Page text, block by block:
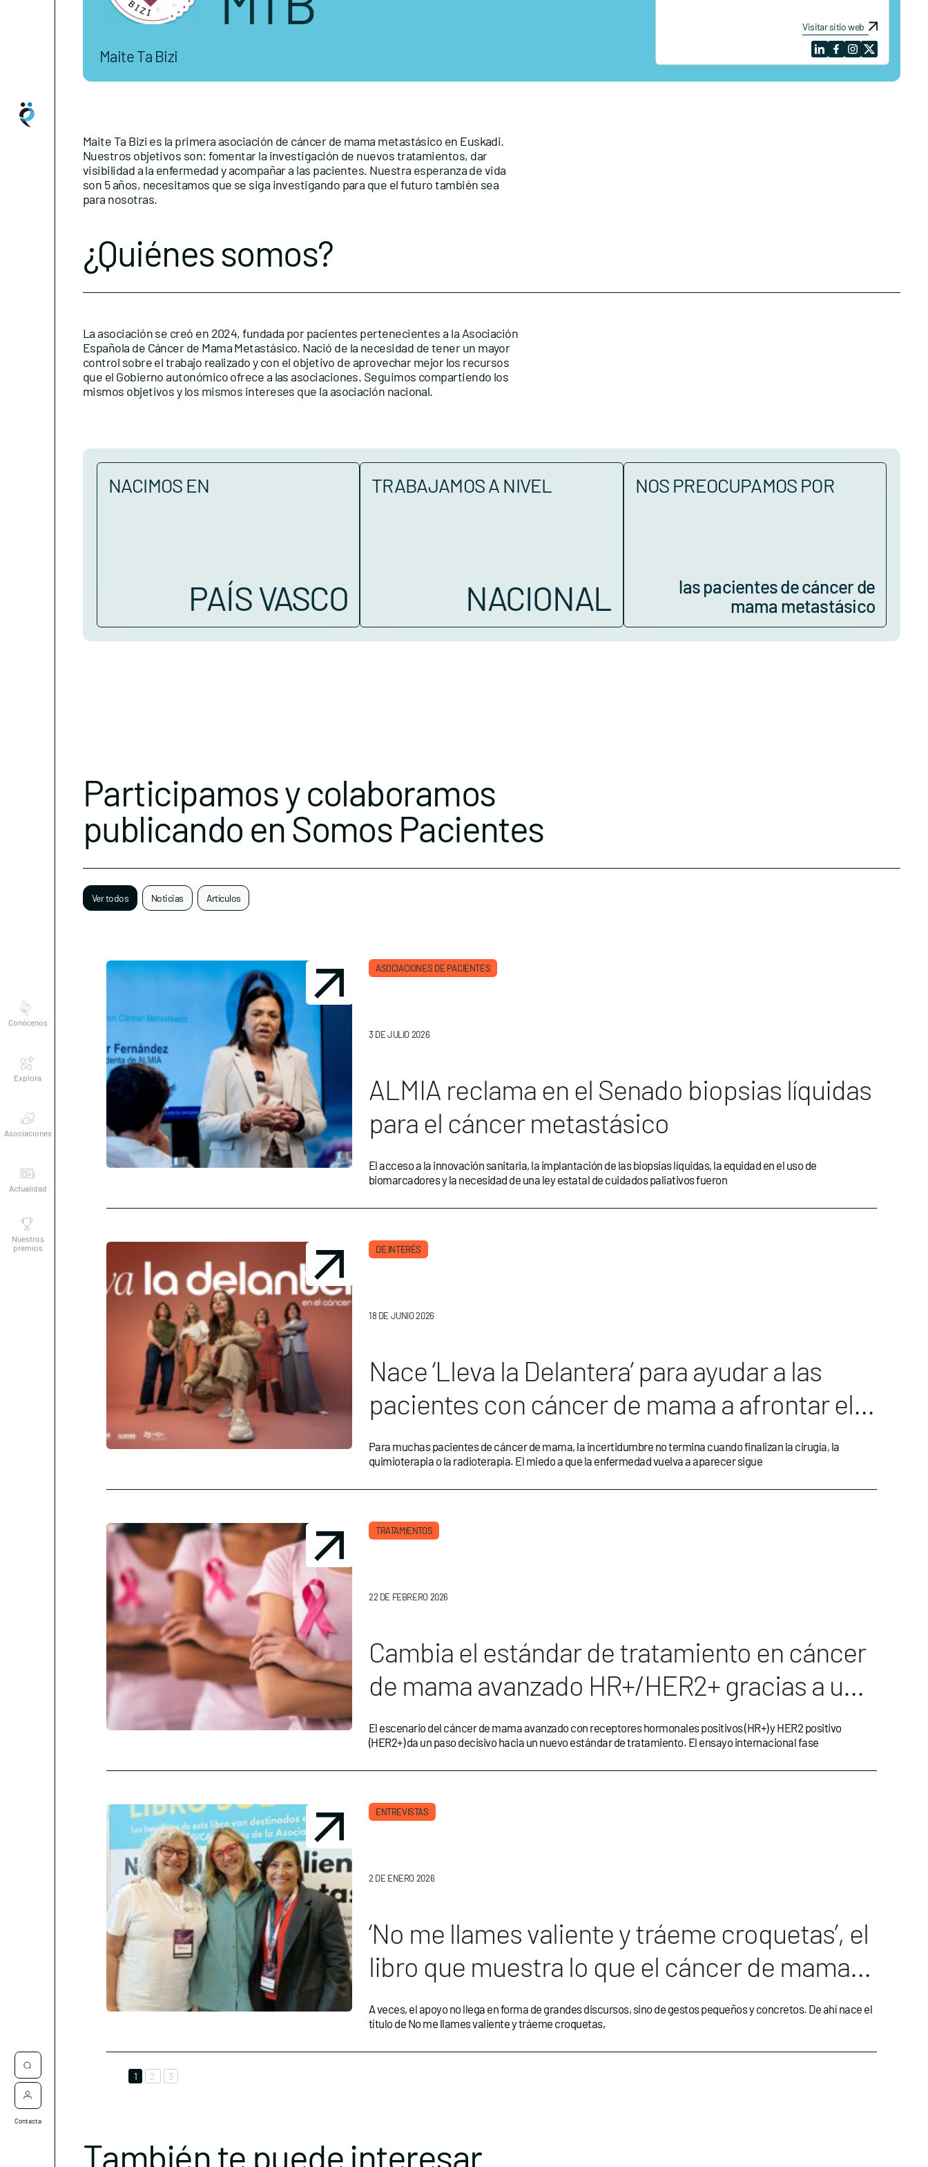
Contacta
Maite Ta Bizi
Visitar sitio web
Maite Ta Bizi es la primera asociación de cáncer de mama metastásico en Euskadi.
Nuestros objetivos son: fomentar la investigación de nuevos tratamientos, dar
visibilidad a la enfermedad y acompañar a las pacientes. Nuestra esperanza de vida
son 5 años, necesitamos que se siga investigando para que el futuro también sea
para nosotras.
¿Quiénes somos?
La asociación se creó en 2024, fundada por pacientes pertenecientes a la Asociación
Española de Cáncer de Mama Metastásico. Nació de la necesidad de tener un mayor
control sobre el trabajo realizado y con el objetivo de aprovechar mejor los recursos
que el Gobierno autonómico ofrece a las asociaciones. Seguimos compartiendo los
mismos objetivos y los mismos intereses que la asociación nacional.
NACIMOS EN
PAÍS VASCO
TRABAJAMOS A NIVEL
NACIONAL
NOS PREOCUPAMOS POR
las pacientes de cáncer de
mama metastásico
Participamos y colaboramos
publicando en Somos Pacientes
Ver todos Noticias Artículos
ASOCIACIONES DE PACIENTES
3 DE JULIO 2026
ALMIA reclama en el Senado biopsias líquidas
para el cáncer metastásico
El acceso a la innovación sanitaria, la implantación de las biopsias líquidas, la equidad en el uso de
biomarcadores y la necesidad de una ley estatal de cuidados paliativos fueron
DE INTERÉS
18 DE JUNIO 2026
Nace ‘Lleva la Delantera’ para ayudar a las
pacientes con cáncer de mama a afrontar el
riesgo de recaída
Para muchas pacientes de cáncer de mama, la incertidumbre no termina cuando finalizan la cirugía, la
quimioterapia o la radioterapia. El miedo a que la enfermedad vuelva a aparecer sigue
TRATAMIENTOS
22 DE FEBRERO 2026
Cambia el estándar de tratamiento en cáncer
de mama avanzado HR+/HER2+ gracias a una
triple combinación de fármacos
El escenario del cáncer de mama avanzado con receptores hormonales positivos (HR+) y HER2 positivo
(HER2+) da un paso decisivo hacia un nuevo estándar de tratamiento. El ensayo internacional fase
ENTREVISTAS
2 DE ENERO 2026
‘No me llames valiente y tráeme croquetas’, el
libro que muestra lo que el cáncer de mama
se lleva a casa
A veces, el apoyo no llega en forma de grandes discursos, sino de gestos pequeños y concretos. De ahí nace el
título de No me llames valiente y tráeme croquetas,
1 2 3
También te puede interesar